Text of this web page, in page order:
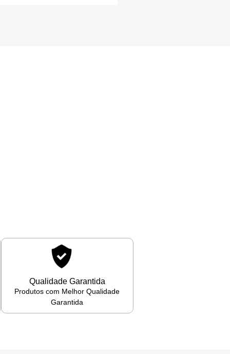
Qualidade Garantida
Produtos com Melhor Qualidade
Garantida